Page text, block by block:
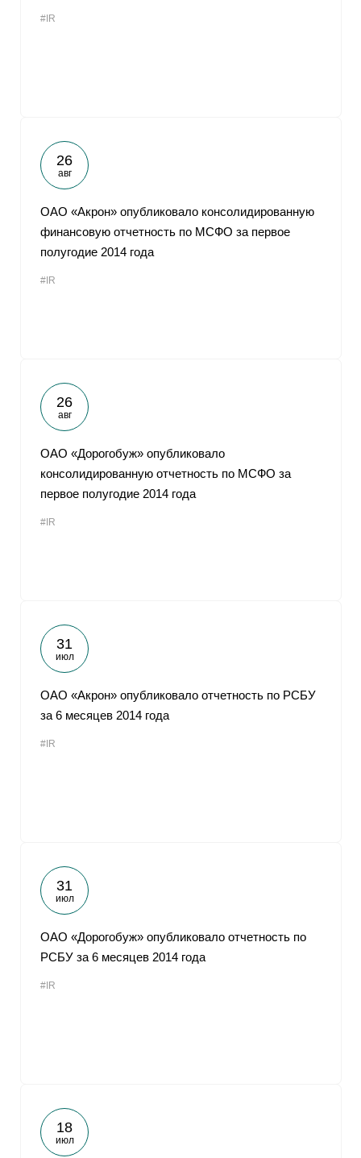
#IR
26
авг
ОАО «Акрон» опубликовало консолидированную
финансовую отчетность по МСФО за первое
полугодие 2014 года
#IR
26
авг
ОАО «Дорогобуж» опубликовало
консолидированную отчетность по МСФО за
первое полугодие 2014 года
#IR
31
июл
ОАО «Акрон» опубликовало отчетность по РСБУ
за 6 месяцев 2014 года
#IR
31
июл
ОАО «Дорогобуж» опубликовало отчетность по
РСБУ за 6 месяцев 2014 года
#IR
18
июл